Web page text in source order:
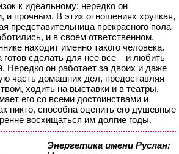
к идеальному: нередко он
и прочным. В этих отношениях хрупкая,
представительница прекрасного пола
и в своем ответственном,
находит именно такого человека.
сделать для нее все – и любить
Нередко он работает за двоих и даже
часть домашних дел, предоставляя
ходить на выставки и в театры.
его со всеми достоинствами и
никто, способна оценить его душевные
восхищаться им долгие годы.
Энергетика имени Руслан: